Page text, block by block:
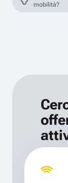
mobilità?